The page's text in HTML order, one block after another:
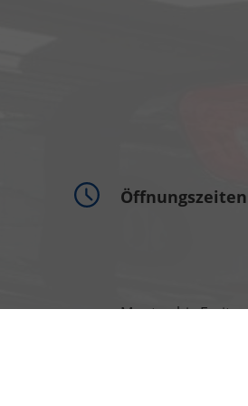
Öffnungszeiten
Montag bis Freitag